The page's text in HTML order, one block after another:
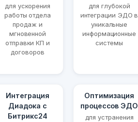
для ускорения
работы отдела
продаж и
мгновенной
отправки КП и
договоров
для глубокой
интеграции ЭДО в
уникальные
информационные
системы
Интеграция
Диадока с
Битрикс24
Оптимизация
процессов ЭДО
для устранения